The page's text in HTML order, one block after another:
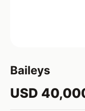
Baileys
USD